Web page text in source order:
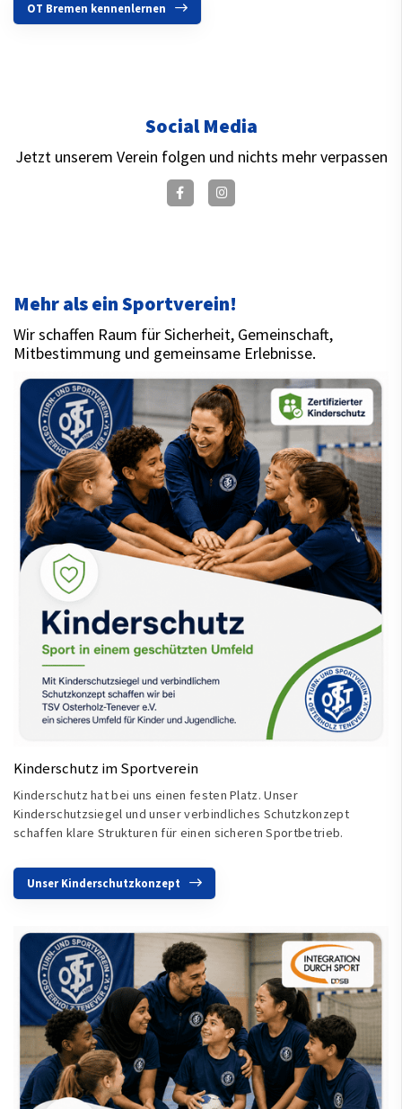
OT Bremen kennenlernen
Social Media
Jetzt unserem Verein folgen und nichts mehr verpassen
Mehr als ein Sportverein!
Wir schaffen Raum für Sicherheit, Gemeinschaft,
Mitbestimmung und gemeinsame Erlebnisse.
Kinderschutz im Sportverein
Kinderschutz hat bei uns einen festen Platz. Unser
Kinderschutzsiegel und unser verbindliches Schutzkonzept
schaffen klare Strukturen für einen sicheren Sportbetrieb.
Unser Kinderschutzkonzept